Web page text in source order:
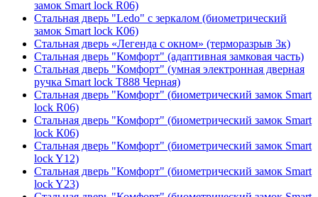
замок Smart lock R06)
Стальная дверь "Ledo" с зеркалом (биометрический
замок Smart lock К06)
Стальная дверь «Легенда с окном» (терморазрыв 3к)
Стальная дверь "Комфорт" (адаптивная замковая часть)
Стальная дверь "Комфорт" (умная электронная дверная
ручка Smart lock T888 Черная)
Стальная дверь "Комфорт" (биометрический замок Smart
lock R06)
Стальная дверь "Комфорт" (биометрический замок Smart
lock К06)
Стальная дверь "Комфорт" (биометрический замок Smart
lock Y12)
Стальная дверь "Комфорт" (биометрический замок Smart
lock Y23)